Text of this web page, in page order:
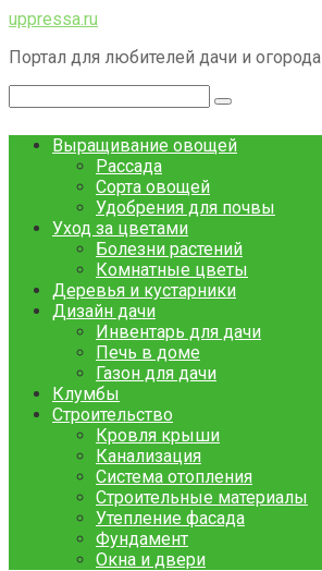
Перейти
контенту
uppressa.ru
Портал для любителей дачи и огорода
Выращивание овощей
Рассада
Сорта овощей
Удобрения для почвы
Уход за цветами
Болезни растений
Комнатные цветы
Деревья и кустарники
Дизайн дачи
Инвентарь для дачи
Печь в доме
Газон для дачи
Клумбы
Строительство
Кровля крыши
Канализация
Система отопления
Строительные материалы
Утепление фасада
Фундамент
Окна и двери